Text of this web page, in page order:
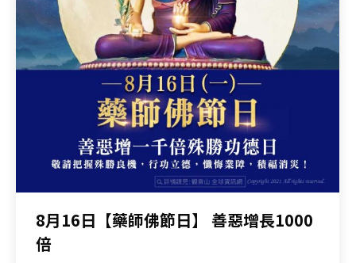
8月16日【藥師佛節日】 善惡增長1000
倍